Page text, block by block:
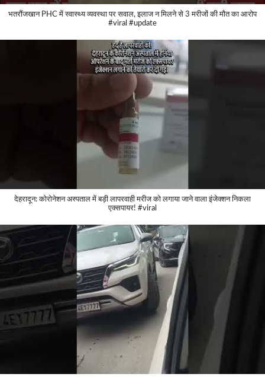
भतरौंजखान PHC में स्वास्थ्य व्यवस्था पर सवाल, इलाज न मिलने से 3 मरीजों की मौत का आरोप
#viral #update
देहरादून: कोरोनेशन अस्पताल में बड़ी लापरवाही मरीज को लगाया जाने वाला इंजेक्शन निकला
एक्सपायर! #viral